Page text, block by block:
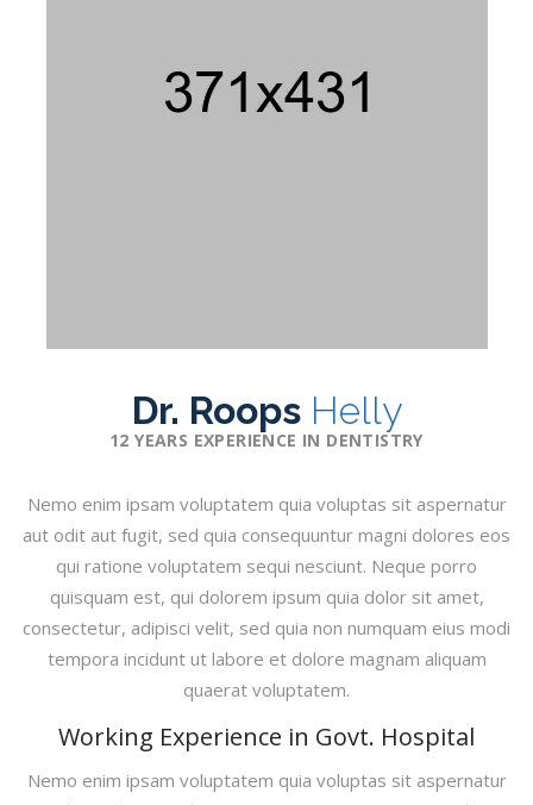
Dr. Roops Helly
12 YEARS EXPERIENCE IN DENTISTRY
Nemo enim ipsam voluptatem quia voluptas sit aspernatur
aut odit aut fugit, sed quia consequuntur magni dolores eos
qui ratione voluptatem sequi nesciunt. Neque porro
quisquam est, qui dolorem ipsum quia dolor sit amet,
consectetur, adipisci velit, sed quia non numquam eius modi
tempora incidunt ut labore et dolore magnam aliquam
quaerat voluptatem.
Working Experience in Govt. Hospital
Nemo enim ipsam voluptatem quia voluptas sit aspernatur